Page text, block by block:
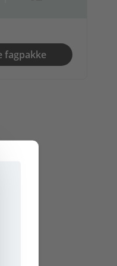
fagpakke